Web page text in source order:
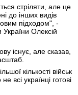
стріляти, але це
до інших видів
підходом", -
Олексій
існує, але сказав,
кількості військ
всі українці готові